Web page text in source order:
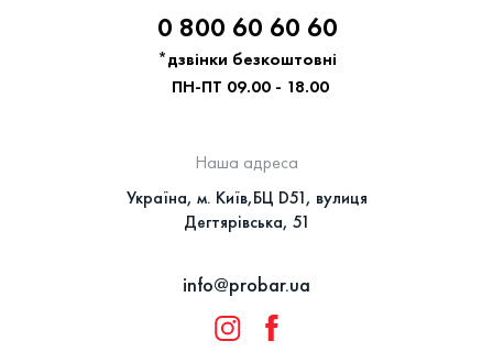
*дзвінки безкоштовні
0 800 60 60 60
Наша адреса
Україна, м. Київ,БЦ D51, вулиця
Дегтярівська, 51
info@probar.ua
ПН-ПТ 09.00 - 18.00